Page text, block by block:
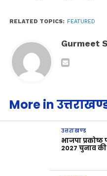
RELATED TOPICS: FEATURED
Gurmeet
More in
उत्तराखण्ड
भाजपा प्रकोष्ठ
2027 चुनाव